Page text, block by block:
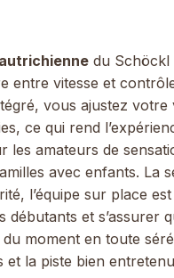
du
entre vitesse et
vous ajustez votre
ce qui rend
les amateurs de
avec enfants. La
l’équipe sur place
débutants et s’assurer
moment en toute
et la piste bien